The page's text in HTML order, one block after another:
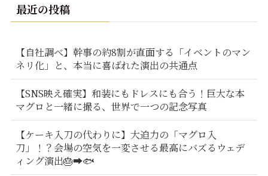
最近の投稿
【自社調べ】幹事の約8割が直面する「イベントのマン
ネリ化」と、本当に喜ばれた演出の共通点
【SNS映え確実】和装にもドレスにも合う！巨大な本
マグロと一緒に撮る、世界で一つの記念写真
【ケーキ入刀の代わりに】大迫力の「マグロ入
刀」！？会場の空気を一変させる最高にバズるウェデ
ィング演出🎂➡️🐟